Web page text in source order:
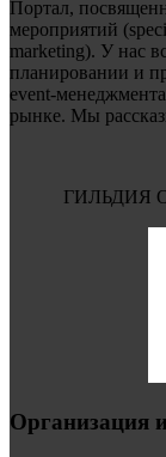
Портал,
мероприятий
marketing). У нас
планировании и
event-
рынке. Мы
ГИЛЬДИЯ
Организация